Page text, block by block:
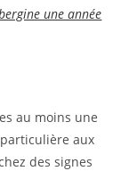
une année
au moins une
aux
des signes